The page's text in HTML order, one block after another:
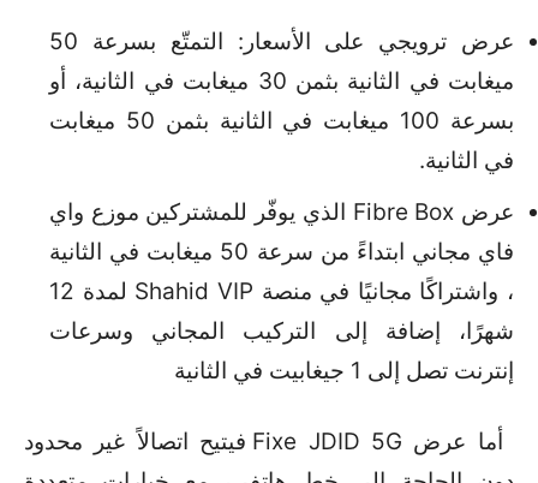
عرض ترويجي على الأسعار: التمتّع بسرعة 50
ميغابت في الثانية بثمن 30 ميغابت في الثانية، أو
بسرعة 100 ميغابت في الثانية بثمن 50 ميغابت
في الثانية.
عرض Fibre Box الذي يوفّر للمشتركين موزع واي
فاي مجاني ابتداءً من سرعة 50 ميغابت في الثانية
، واشتراكًا مجانيًا في منصة Shahid VIP لمدة 12
شهرًا، إضافة إلى التركيب المجاني وسرعات
إنترنت تصل إلى 1 جيغابيت في الثانية
أما عرض Fixe JDID 5G فيتيح اتصالاً غير محدود